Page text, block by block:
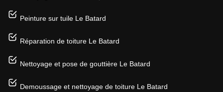
Peinture sur tuile Le Batard
Réparation de toiture Le Batard
Nettoyage et pose de gouttière Le Batard
Demoussage et nettoyage de toiture Le Batard